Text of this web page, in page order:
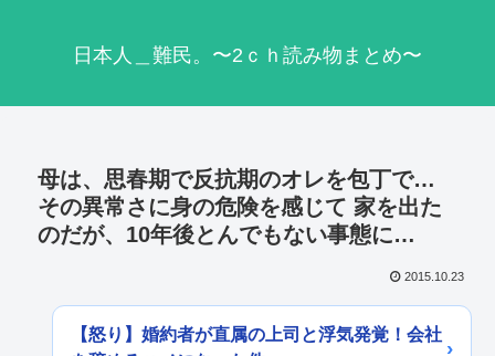
日本人＿難民。〜2ｃｈ読み物まとめ〜
母は、思春期で反抗期のオレを包丁で…
その異常さに身の危険を感じて 家を出た
のだが、10年後とんでもない事態に…
2015.10.23
【怒り】婚約者が直属の上司と浮気発覚！会社